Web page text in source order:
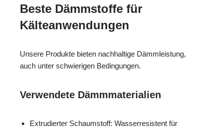
Beste Dämmstoffe für
Kälteanwendungen
Unsere Produkte bieten nachhaltige Dämmleistung,
auch unter schwierigen Bedingungen.
Verwendete Dämmmaterialien
Extrudierter Schaumstoff: Wasserresistent für